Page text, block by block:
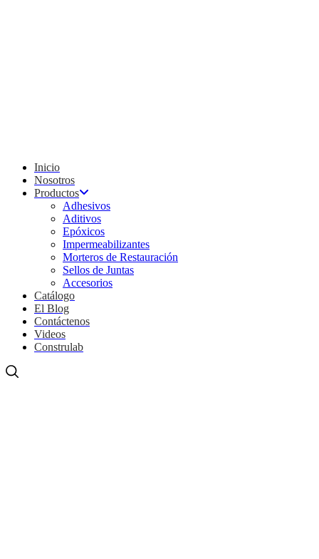
Inicio
Nosotros
Productos
Adhesivos
Aditivos
Epóxicos
Impermeabilizantes
Morteros de Restauración
Sellos de Juntas
Accesorios
Catálogo
El Blog
Contáctenos
Videos
Construlab